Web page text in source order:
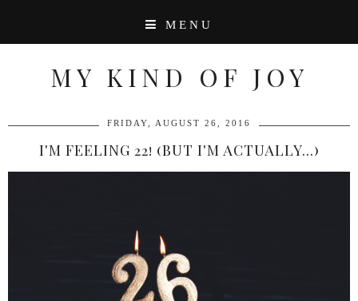
MENU
MY KIND OF JOY
FRIDAY, AUGUST 26, 2016
I'M FEELING 22! (BUT I'M ACTUALLY...)